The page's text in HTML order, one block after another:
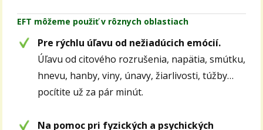
EFT môžeme použiť v rôznych oblastiach
Pre rýchlu úľavu od nežiadúcich emócií.
Úľavu od citového rozrušenia, napätia, smútku,
hnevu, hanby, viny, únavy, žiarlivosti, túžby…
pocítite už za pár minút.
Na pomoc pri fyzických a psychických